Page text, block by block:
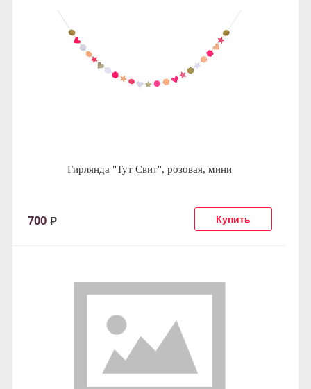
Гирлянда "Тут Свит", розовая, мини
700 Р